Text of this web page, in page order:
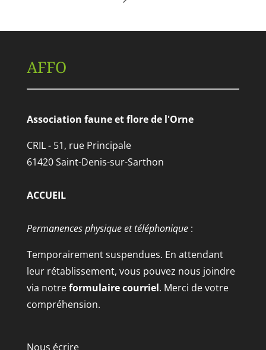
AFFO
Association faune et flore de l'Orne
CRIL - 51, rue Principale
61420 Saint-Denis-sur-Sarthon
ACCUEIL
Permanences physique et téléphonique :
Temporairement suspendues. En attendant
leur rétablissement, vous pouvez nous joindre
via notreformulaire courriel. Merci de votre
compréhension.
Nous écrire